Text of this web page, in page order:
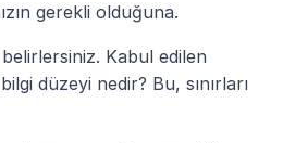
gerekli olduğuna.
Kabul edilen
düzeyi nedir? Bu, sınırları